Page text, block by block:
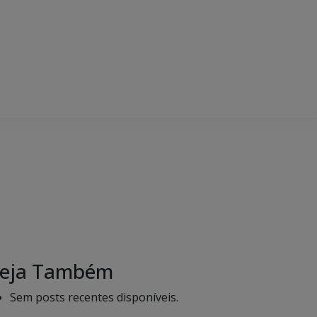
Também
Sem posts recentes disponíveis.